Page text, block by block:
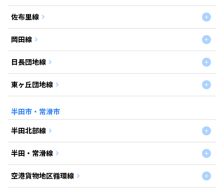
佐布里線
岡田線
日長団地線
東ヶ丘団地線
半田市・常滑市
半田北部線
半田・常滑線
空港貨物地区循環線